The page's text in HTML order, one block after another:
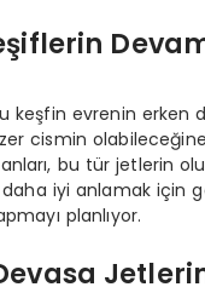
keşfin evrenin erken
cismin
bu tür jetlerin
daha iyi anlamak için
planlıyor.